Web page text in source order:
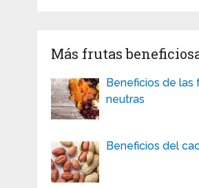
Más frutas
Beneficios de las
neutras
Beneficios del